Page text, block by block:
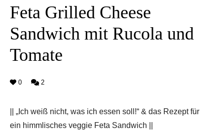
Feta Grilled Cheese
Sandwich mit Rucola und
Tomate
0 2
|| „Ich weiß nicht, was ich essen soll!“ & das Rezept für
ein himmlisches veggie Feta Sandwich ||